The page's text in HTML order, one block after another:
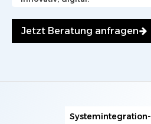
Jetzt Beratung anfragen
Systemintegration-